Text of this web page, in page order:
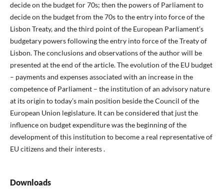
decide on the budget for 70s; then the powers of Parliament to
decide on the budget from the 70s to the entry into force of the
Lisbon Treaty, and the third point of the European Parliament’s
budgetary powers following the entry into force of the Treaty of
Lisbon. The conclusions and observations of the author will be
presented at the end of the article. The evolution of the EU budget
– payments and expenses associated with an increase in the
competence of Parliament – the institution of an advisory nature
at its origin to today’s main position beside the Council of the
European Union legislature. It can be considered that just the
influence on budget expenditure was the beginning of the
development of this institution to become a real representative of
EU citizens and their interests .
Downloads